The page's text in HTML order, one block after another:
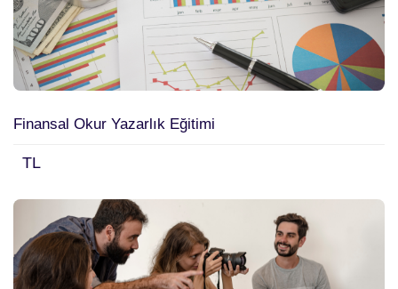
Finansal Okur Yazarlık Eğitimi
TL